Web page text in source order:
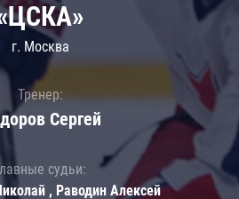
г. Москва
Тренер:
Сергей
судьи:
, Раводин Алексей